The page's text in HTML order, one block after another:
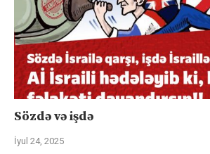
Sözdə və işdə
İyul 24, 2025